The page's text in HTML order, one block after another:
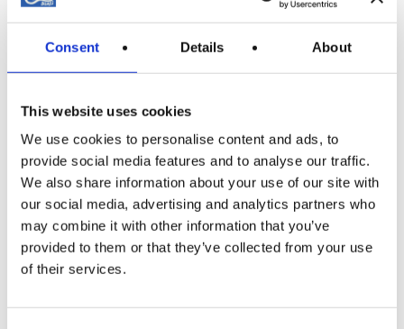
Consent Details About
This website uses cookies
We use cookies to personalise content and ads, to
provide social media features and to analyse our traffic.
We also share information about your use of our site with
our social media, advertising and analytics partners who
may combine it with other information that you’ve
provided to them or that they’ve collected from your use
of their services.
der Bestimmung der Haupttätigkeit oder der von der
Gesellschaft erbrachten Dienstleistung sind die
festgelegt ist, was als eigenständiger Sektor
angesehen wird:
(…)
Bei der Definition des Begriffs der Haupttätigkeit und
möglicher Nebentätigkeiten ist das Urteil des
Gerichtshofs der Europäischen Gemeinschaften vom
C-308/96 und C-94/97 M(…) und B(…) [1998],